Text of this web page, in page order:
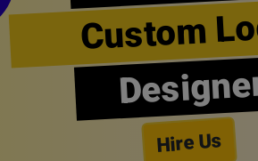
Custom
Hire Us